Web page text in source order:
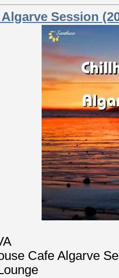
Session
Cafe Algarve